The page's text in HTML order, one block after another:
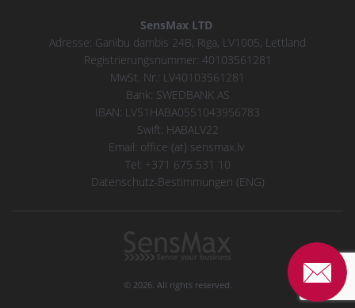
SensMax LTD
Adresse: Ganibu dambis 24B, Riga, LV1005, Lettland
Registrierungsnummer: 40103561281
MwSt. Nr.: LV40103561281
Bank: SWEDBANK AS
IBAN: LV51HABA0551043956783
Swift: HABALV22
Email: office (at) sensmax.lv
Tel: +371 675 531 10
Datenschutz-Bestimmungen (ENG)
© 2026. All rights reserved.